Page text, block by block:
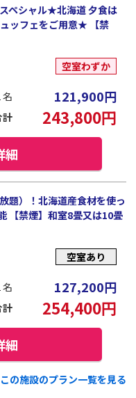
ペシャル★北海道 夕食は
ッフェをご用意★ 【禁
空室わずか
121,900円
計 243,800円
細
題）！北海道産食材を使っ
【禁煙】和室8畳又は10畳
空室あり
127,200円
計 254,400円
細
この施設のプラン一覧を見る